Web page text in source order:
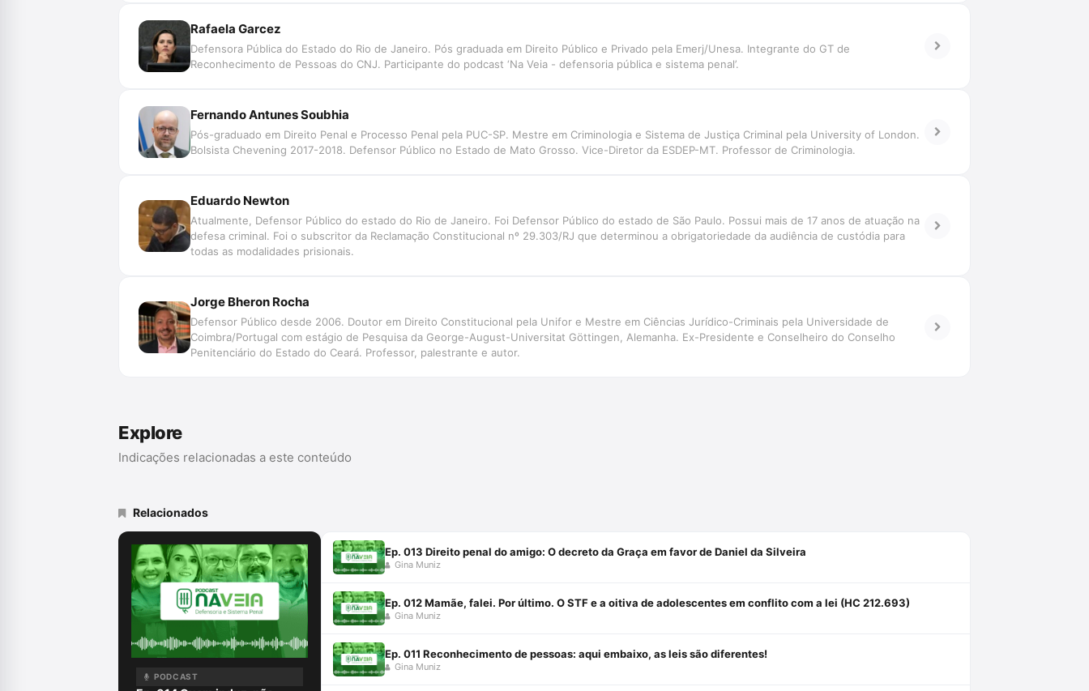
Rafaela Garcez
Defensora Pública do Estado do Rio de Janeiro. Pós graduada em Direito Público e Privado pela Emerj/Unesa. Integrante do GT de
Reconhecimento de Pessoas do CNJ. Participante do podcast ‘Na Veia - defensoria pública e sistema penal’.
Fernando Antunes Soubhia
Pós-graduado em Direito Penal e Processo Penal pela PUC-SP. Mestre em Criminologia e Sistema de Justiça Criminal pela University of London.
Bolsista Chevening 2017-2018. Defensor Público no Estado de Mato Grosso. Vice-Diretor da ESDEP-MT. Professor de Criminologia.
Eduardo Newton
Atualmente, Defensor Público do estado do Rio de Janeiro. Foi Defensor Público do estado de São Paulo. Possui mais de 17 anos de atuação na
defesa criminal. Foi o subscritor da Reclamação Constitucional nº 29.303/RJ que determinou a obrigatoriedade da audiência de custódia para
todas as modalidades prisionais.
Jorge Bheron Rocha
Defensor Público desde 2006. Doutor em Direito Constitucional pela Unifor e Mestre em Ciências Jurídico-Criminais pela Universidade de
Coimbra/Portugal com estágio de Pesquisa da George-August-Universitat Göttingen, Alemanha. Ex-Presidente e Conselheiro do Conselho
Penitenciário do Estado do Ceará. Professor, palestrante e autor.
Explore
Indicações relacionadas a este conteúdo
Relacionados
PODCAST
Ep. 013 Direito penal do amigo: O decreto da Graça em favor de Daniel da Silveira
Gina Muniz
Ep. 012 Mamãe, falei. Por último. O STF e a oitiva de adolescentes em conflito com a lei (HC 212.693)
Gina Muniz
Ep. 011 Reconhecimento de pessoas: aqui embaixo, as leis são diferentes!
Gina Muniz